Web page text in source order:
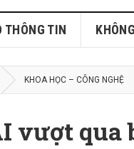
THÔNG TIN
KHOA HỌC – CÔNG NGHỆ
vượt